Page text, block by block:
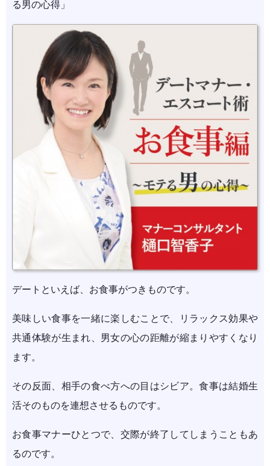
る男の心得」
デートといえば、お食事がつきものです。
美味しい食事を一緒に楽しむことで、リラックス効果や
共通体験が生まれ、男女の心の距離が縮まりやすくなり
ます。
その反面、相手の食べ方への目はシビア。食事は結婚生
活そのものを連想させるものです。
お食事マナーひとつで、交際が終了してしまうこともあ
るのです。